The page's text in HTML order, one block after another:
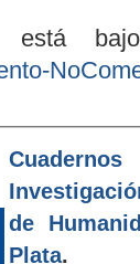
está
Cuadernos
de
Plata.